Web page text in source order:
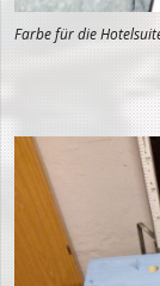
Farbe für die